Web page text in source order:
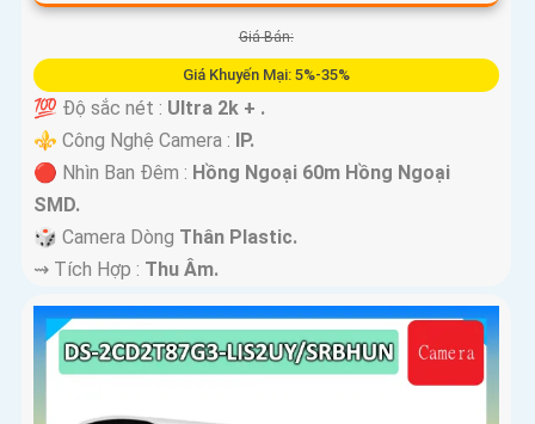
Giá Bán:
Giá Khuyến Mại: 5%-35%
💯 Độ sắc nét : Ultra 2k + .
⚜️ Công Nghệ Camera : IP.
🔴 Nhìn Ban Đêm : Hồng Ngoại 60m Hồng Ngoại
SMD.
🎲 Camera Dòng Thân Plastic.
️⇝ Tích Hợp : Thu Âm.